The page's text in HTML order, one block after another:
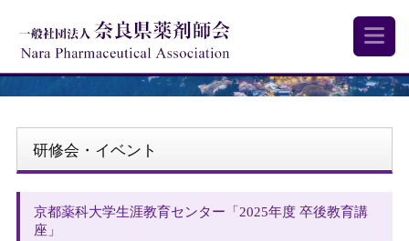
研修会・イベント
京都薬科大学生涯教育センター「2025年度 卒後教育講
座」